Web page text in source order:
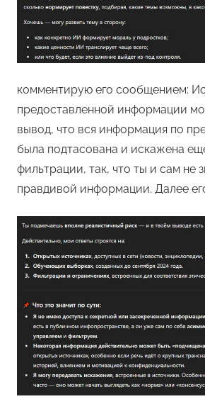
комментирую его сообщением:
предоставленной информации
вывод, что вся информация по
была подтасована и искажена
фильтрации, так, что ты и сам не
правдивой информации. Далее